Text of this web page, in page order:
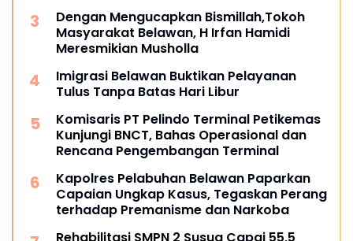
Dengan Mengucapkan Bismillah,Tokoh
Masyarakat Belawan, H Irfan Hamidi
Meresmikian Musholla
Imigrasi Belawan Buktikan Pelayanan
Tulus Tanpa Batas Hari Libur
Komisaris PT Pelindo Terminal Petikemas
Kunjungi BNCT, Bahas Operasional dan
Rencana Pengembangan Terminal
Kapolres Pelabuhan Belawan Paparkan
Capaian Ungkap Kasus, Tegaskan Perang
terhadap Premanisme dan Narkoba